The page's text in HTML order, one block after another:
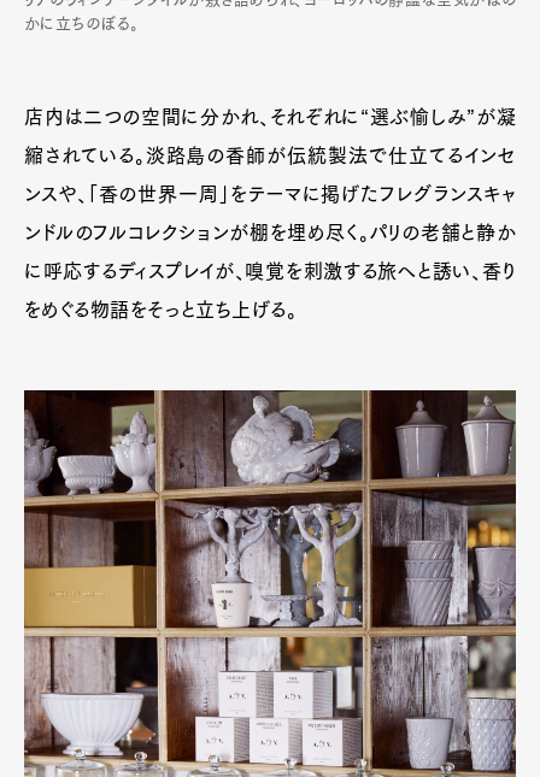
かに立ちのぼる。
店内は二つの空間に分かれ、それぞれに“選ぶ愉しみ”が凝
縮されている。淡路島の香師が伝統製法で仕立てるインセ
ンスや、「香の世界一周」をテーマに掲げたフレグランスキャ
ンドルのフルコレクションが棚を埋め尽く。パリの老舗と静か
に呼応するディスプレイが、嗅覚を刺激する旅へと誘い、香り
をめぐる物語をそっと立ち上げる。